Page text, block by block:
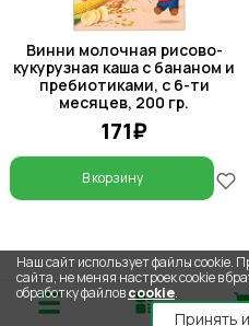
Винни молочная рисово-
кукурузная каша с бананом и
пребиотиками, с 6-ти
месяцев, 200 гр.
171₽
В корзину
Наш сайт использует файлы cookie.
сайта, не меняя настроек cookie в
обработку файловcookie.
Принять